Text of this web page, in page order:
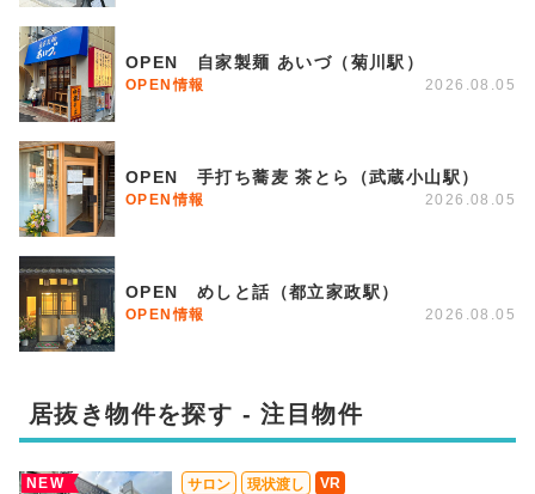
OPEN 自家製麺 あいづ（菊川駅）
OPEN情報 2026.08.05
OPEN 手打ち蕎麦 茶とら（武蔵小山駅）
OPEN情報 2026.08.05
OPEN めしと話（都立家政駅）
OPEN情報 2026.08.05
居抜き物件を探す - 注目物件
NEW サロン 現状渡し VR